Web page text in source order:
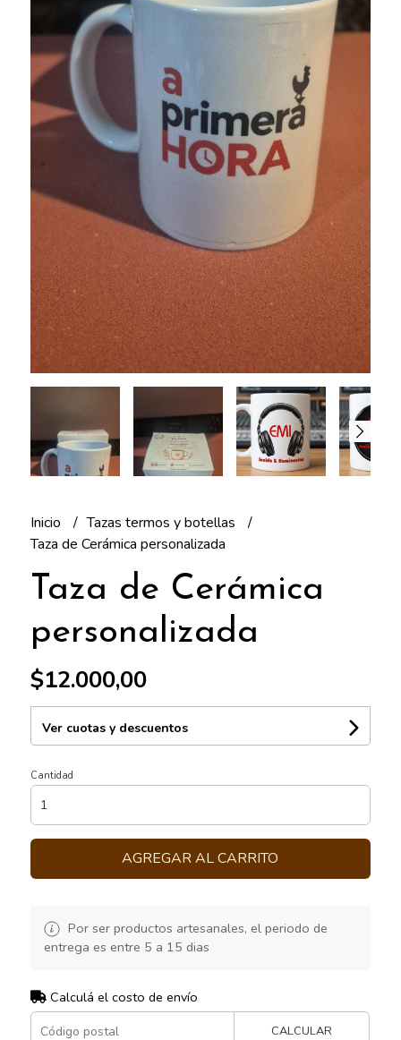
Inicio
Tazas termos y botellas
Taza de Cerámica personalizada
Taza de Cerámica
personalizada
$12.000,00
Ver cuotas y descuentos
Cantidad
AGREGAR AL CARRITO
Por ser productos artesanales, el periodo de
entrega es entre 5 a 15 dias
Calculá el costo de envío
CALCULAR